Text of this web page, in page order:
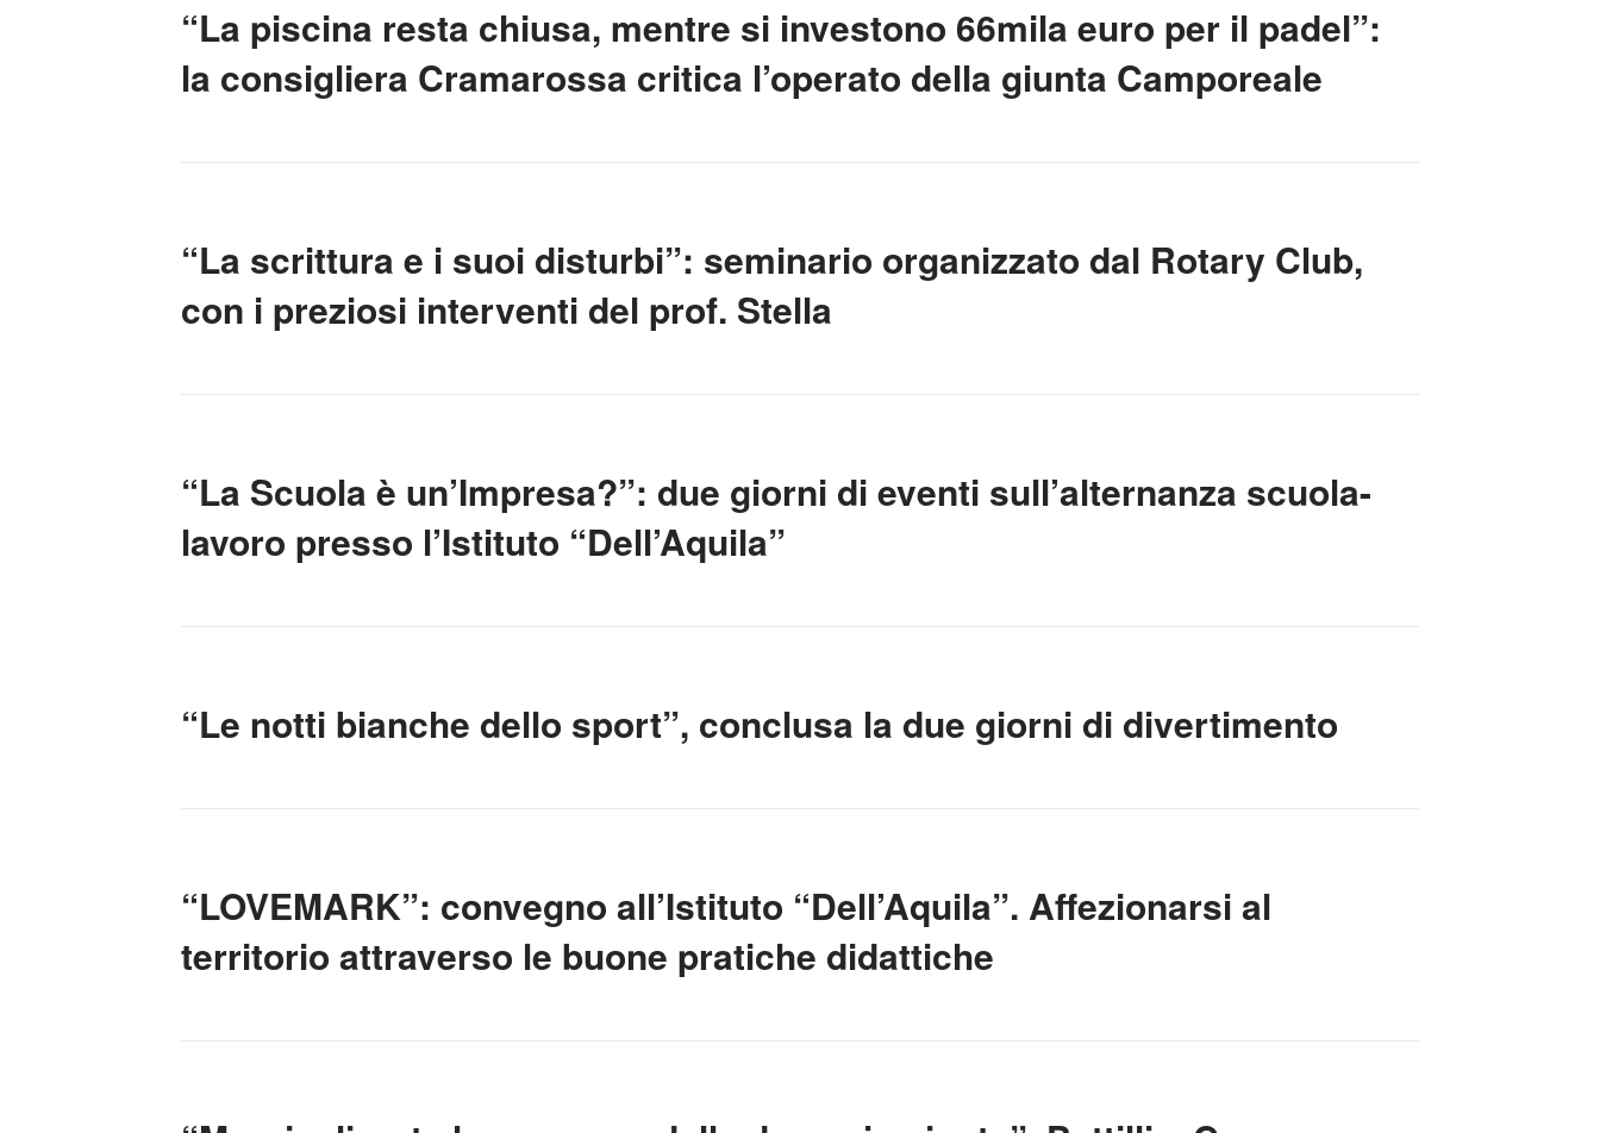
“La piscina resta chiusa, mentre si investono 66mila euro per il padel”:
la consigliera Cramarossa critica l’operato della giunta Camporeale
“La scrittura e i suoi disturbi”: seminario organizzato dal Rotary Club,
con i preziosi interventi del prof. Stella
“La Scuola è un’Impresa?”: due giorni di eventi sull’alternanza scuola-
lavoro presso l’Istituto “Dell’Aquila”
“Le notti bianche dello sport”, conclusa la due giorni di divertimento
“LOVEMARK”: convegno all’Istituto “Dell’Aquila”. Affezionarsi al
territorio attraverso le buone pratiche didattiche